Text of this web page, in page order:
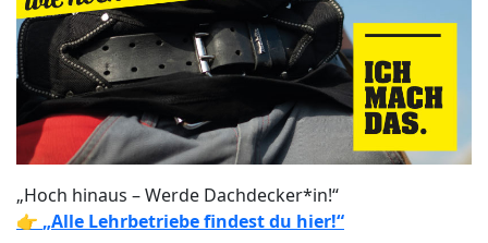
„Hoch hinaus – Werde Dachdecker*in!“
👉 „Alle Lehrbetriebe findest du hier!“